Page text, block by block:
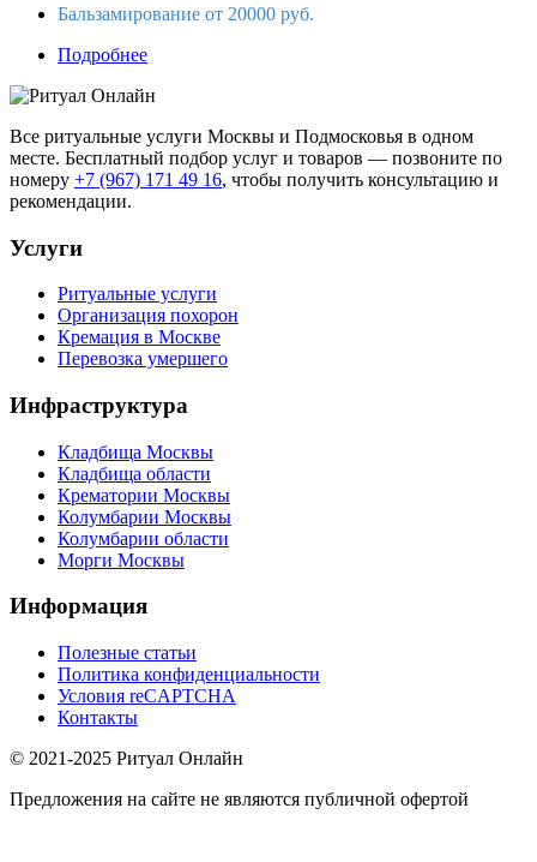
Бальзамирование от 20000 руб.
Подробнее
Все ритуальные услуги Москвы и Подмосковья в одном
месте. Бесплатный подбор услуг и товаров — позвоните по
номеру +7 (967) 171 49 16, чтобы получить консультацию и
рекомендации.
Услуги
Ритуальные услуги
Организация похорон
Кремация в Москве
Перевозка умершего
Инфраструктура
Кладбища Москвы
Кладбища области
Крематории Москвы
Колумбарии Москвы
Колумбарии области
Морги Москвы
Информация
Полезные статьи
Политика конфиденциальности
Условия reCAPTCHA
Контакты
© 2021-2025 Ритуал Онлайн
Предложения на сайте не являются публичной офертой